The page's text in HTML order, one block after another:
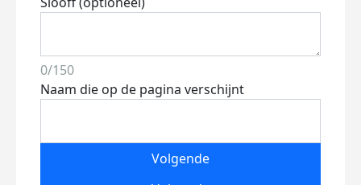
0/150
Naam die op de pagina verschijnt
Volgende